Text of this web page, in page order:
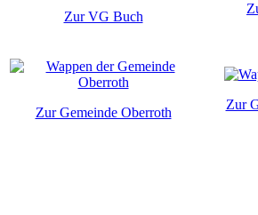
Zur VG Buch
Zur Gemeinde Oberroth
Zur